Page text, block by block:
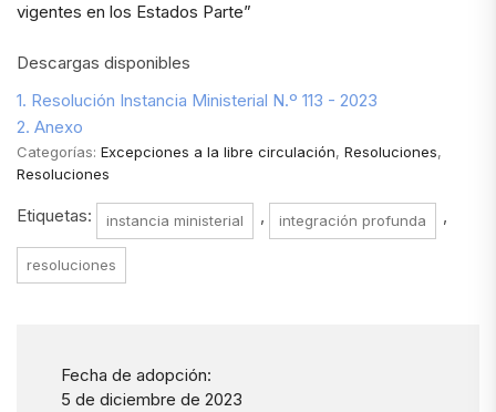
vigentes en los Estados Parte”
Descargas disponibles
1. Resolución Instancia Ministerial N.º 113 - 2023
2. Anexo
Categorías: Excepciones a la libre circulación, Resoluciones,
Resoluciones
Etiquetas: instancia ministerial , integración profunda ,
resoluciones
Fecha de adopción:
5 de diciembre de 2023